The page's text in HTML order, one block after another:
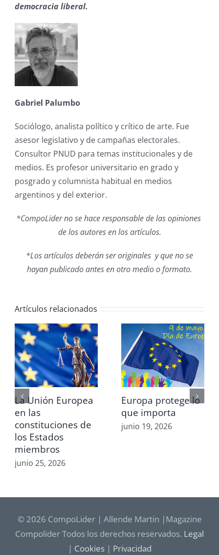
democracia liberal.
Gabriel Palumbo
Sociólogo, analista político y crítico de arte. Fue
asesor legislativo y de campañas electorales.
Consultor PNUD para temas institucionales y de
medios. Es profesor universitario en grado y
posgrado y columnista habitual en medios
argentinos y del exterior.
*CompoLider no se hace responsable de las opiniones
de los autores en los artículos.
*Los artículos deberán ser originales y que no se
hayan publicado antes en otro medio o formato.
Artículos relacionados
La Unión Europea
en las
constituciones de
los Estados
miembros
junio 25, 2026
Europa protege lo
que importa
junio 19, 2026
© 2026 CompoLider | Allende Martin |Magazine
Compolider Todos los derechos reservados. Legal
| Cookies| Privacidad